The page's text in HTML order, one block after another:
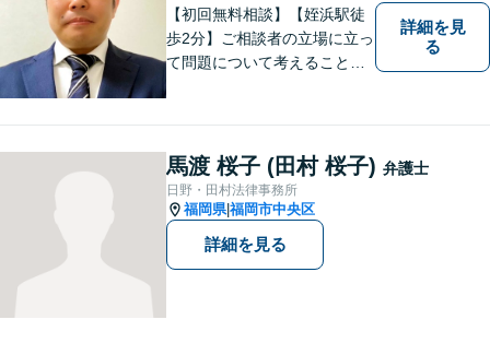
【初回無料相談】【姪浜駅徒
歩2分】ご相談者の立場に立っ
て問題について考えることが
あらゆる問題解決に精通。
【電話相談可】
詳細を見
る
馬渡 桜子 (田村 桜子) 弁護士
日野・田村法律事務所
福岡県|福岡市中央区
詳細を見る